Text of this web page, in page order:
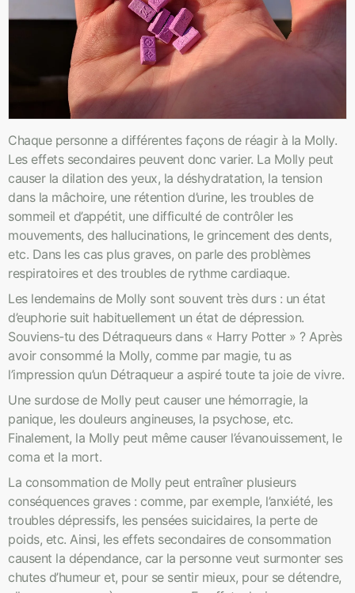
Chaque personne a différentes façons de réagir à la Molly.
Les effets secondaires peuvent donc varier. La Molly peut
causer la dilation des yeux, la déshydratation, la tension
dans la mâchoire, une rétention d’urine, les troubles de
sommeil et d’appétit, une difficulté de contrôler les
mouvements, des hallucinations, le grincement des dents,
etc. Dans les cas plus graves, on parle des problèmes
respiratoires et des troubles de rythme cardiaque.
Les lendemains de Molly sont souvent très durs : un état
d’euphorie suit habituellement un état de dépression.
Souviens-tu des Détraqueurs dans « Harry Potter » ? Après
avoir consommé la Molly, comme par magie, tu as
l’impression qu’un Détraqueur a aspiré toute ta joie de vivre.
Une surdose de Molly peut causer une hémorragie, la
panique, les douleurs angineuses, la psychose, etc.
Finalement, la Molly peut même causer l’évanouissement, le
coma et la mort.
La consommation de Molly peut entraîner plusieurs
conséquences graves : comme, par exemple, l’anxiété, les
troubles dépressifs, les pensées suicidaires, la perte de
poids, etc. Ainsi, les effets secondaires de consommation
causent la dépendance, car la personne veut surmonter ses
chutes d’humeur et, pour se sentir mieux, pour se détendre,